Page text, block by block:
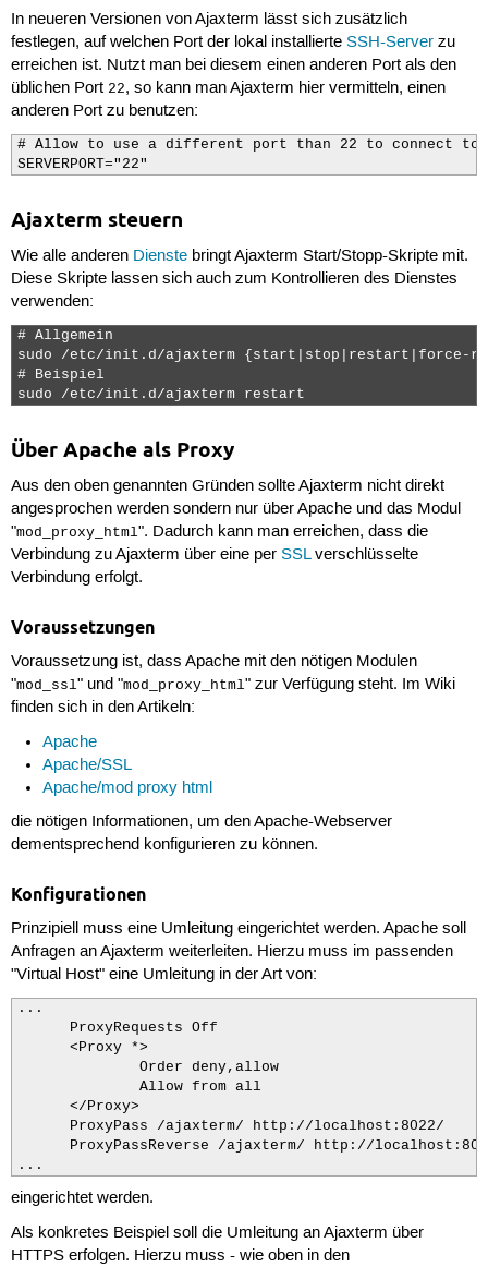
In neueren Versionen von Ajaxterm lässt sich zusätzlich
festlegen, auf welchen Port der lokal installierte SSH-Serverzu
erreichen ist. Nutzt man bei diesem einen anderen Port als den
üblichen Port 22, so kann man Ajaxterm hier vermitteln, einen
anderen Port zu benutzen:
# Allow to use a different port than 22 to connect to
SERVERPORT="22"
Ajaxterm steuern
Wie alle anderen Dienstebringt Ajaxterm Start/Stopp-Skripte mit.
Diese Skripte lassen sich auch zum Kontrollieren des Dienstes
verwenden:
# Allgemein
sudo /etc/init.d/ajaxterm {start|stop|restart|force-
# Beispiel
sudo /etc/init.d/ajaxterm restart
Über Apache als Proxy
Aus den oben genannten Gründen sollte Ajaxterm nicht direkt
angesprochen werden sondern nur über Apache und das Modul
"mod_proxy_html". Dadurch kann man erreichen, dass die
Verbindung zu Ajaxterm über eine per SSLverschlüsselte
Verbindung erfolgt.
Voraussetzungen
Voraussetzung ist, dass Apache mit den nötigen Modulen
"mod_ssl" und "mod_proxy_html" zur Verfügung steht. Im Wiki
finden sich in den Artikeln:
Apache
Apache/SSL
Apache/mod proxy html
die nötigen Informationen, um den Apache-Webserver
dementsprechend konfigurieren zu können.
Konfigurationen
Prinzipiell muss eine Umleitung eingerichtet werden. Apache soll
Anfragen an Ajaxterm weiterleiten. Hierzu muss im passenden
"Virtual Host" eine Umleitung in der Art von:
...
      ProxyRequests Off
      <Proxy *>
              Order deny,allow
              Allow from all
      </Proxy>
      ProxyPass /ajaxterm/ http://localhost:8022/
ProxyPassReverse /ajaxterm/ http://
...
eingerichtet werden.
Als konkretes Beispiel soll die Umleitung an Ajaxterm über
HTTPS erfolgen. Hierzu muss - wie oben in den